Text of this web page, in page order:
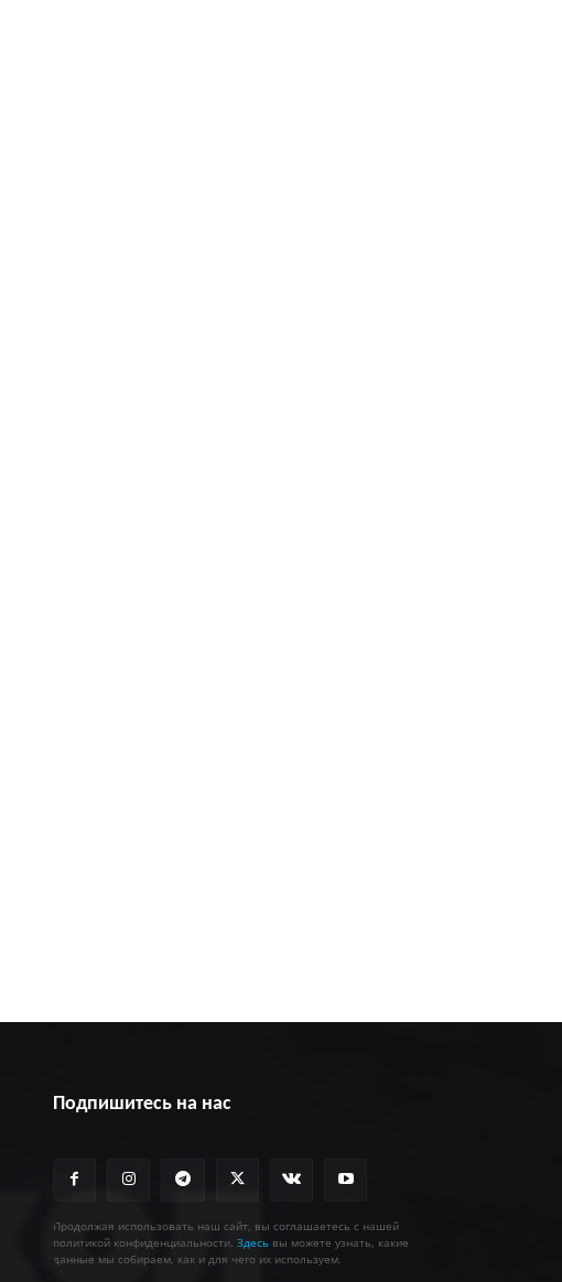
Подпишитесь на нас
Продолжая использовать наш сайт, вы соглашаетесь с нашей
политикой конфиденциальности. Здесь вы можете узнать, какие
данные мы собираем, как и для чего их используем.